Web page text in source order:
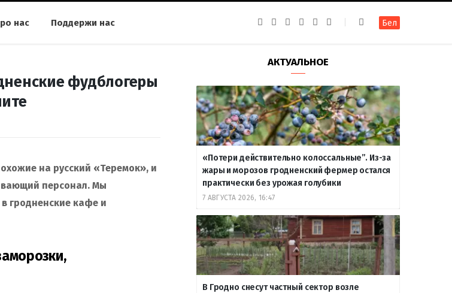
нас Поддержи нас
k
a
g
a
m
g
r
a
m
u
b
т
е
Бел
фудблогеры
на русский «Теремок», и
персонал. Мы
гродненские кафе и
АКТУАЛЬНОЕ
«Потери действительно колоссальные”. Из-за
жары и морозов гродненский фермер остался
практически без урожая голубики
7 АВГУСТА 2026, 16:47
В Гродно снесут частный сектор возле